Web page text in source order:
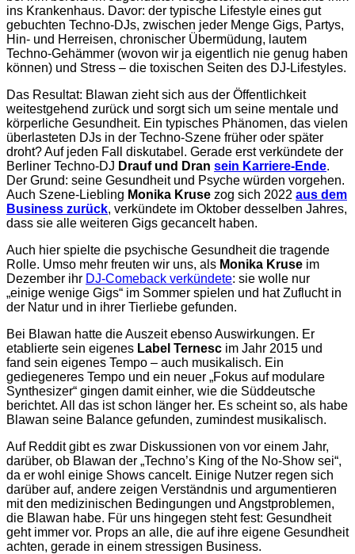
ins Krankenhaus. Davor: der typische Lifestyle eines gut
gebuchten Techno-DJs, zwischen jeder Menge Gigs, Partys,
Hin- und Herreisen, chronischer Übermüdung, lautem
Techno-Gehämmer (wovon wir ja eigentlich nie genug haben
können) und Stress – die toxischen Seiten des DJ-Lifestyles.
Das Resultat: Blawan zieht sich aus der Öffentlichkeit
weitestgehend zurück und sorgt sich um seine mentale und
körperliche Gesundheit. Ein typisches Phänomen, das vielen
überlasteten DJs in der Techno-Szene früher oder später
droht? Auf jeden Fall diskutabel. Gerade erst verkündete der
Berliner Techno-DJ Drauf und Dran sein Karriere-Ende.
Der Grund: seine Gesundheit und Psyche würden vorgehen.
Auch Szene-Liebling Monika Kruse zog sich 2022 aus dem
Business zurück, verkündete im Oktober desselben Jahres,
dass sie alle weiteren Gigs gecancelt haben.
Auch hier spielte die psychische Gesundheit die tragende
Rolle. Umso mehr freuten wir uns, als Monika Kruse im
Dezember ihr DJ-Comeback verkündete: sie wolle nur
„einige wenige Gigs“ im Sommer spielen und hat Zuflucht in
der Natur und in ihrer Tierliebe gefunden.
Bei Blawan hatte die Auszeit ebenso Auswirkungen. Er
etablierte sein eigenes Label Ternesc im Jahr 2015 und
fand sein eigenes Tempo – auch musikalisch. Ein
gediegeneres Tempo und ein neuer „Fokus auf modulare
Synthesizer“ gingen damit einher, wie die Süddeutsche
berichtet. All das ist schon länger her. Es scheint so, als habe
Blawan seine Balance gefunden, zumindest musikalisch.
Auf Reddit gibt es zwar Diskussionen von vor einem Jahr,
darüber, ob Blawan der „Techno’s King of the No-Show sei“,
da er wohl einige Shows cancelt. Einige Nutzer regen sich
darüber auf, andere zeigen Verständnis und argumentieren
mit den medizinischen Bedingungen und Angstproblemen,
die Blawan habe. Für uns hingegen steht fest: Gesundheit
geht immer vor. Props an alle, die auf ihre eigene Gesundheit
achten, gerade in einem stressigen Business.